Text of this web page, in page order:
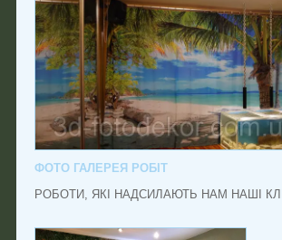
ФОТО ГАЛЕРЕЯ РОБІТ
РОБОТИ, ЯКІ НАДСИЛАЮТЬ НАМ НАШІ